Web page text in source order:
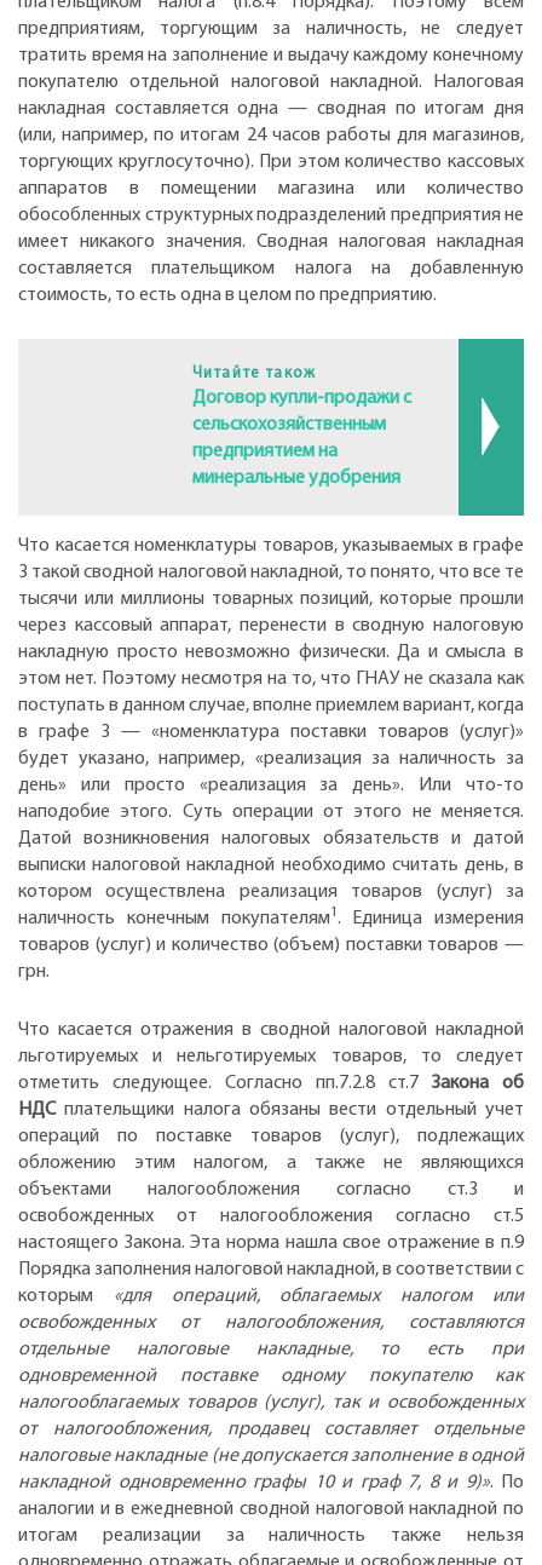
предприятиям, торгующим за наличность, не следует
тратить время на заполнение и выдачу каждому конечному
покупателю отдельной налоговой накладной. Налоговая
накладная составляется одна — сводная по итогам дня
(или, например, по итогам 24 часов работы для магазинов,
торгующих круглосуточно). При этом количество кассовых
аппаратов в помещении магазина или количество
обособленных структурных подразделений предприятия не
имеет никакого значения. Сводная налоговая накладная
составляется плательщиком налога на добавленную
стоимость, то есть одна в целом по предприятию.
Читайте також
Договор купли-продажи с
сельскохозяйственным
предприятием на
минеральные удобрения
Что касается номенклатуры товаров, указываемых в графе
3 такой сводной налоговой накладной, то понято, что все те
тысячи или миллионы товарных позиций, которые прошли
через кассовый аппарат, перенести в сводную налоговую
накладную просто невозможно физически. Да и смысла в
этом нет. Поэтому несмотря на то, что ГНАУ не сказала как
поступать в данном случае, вполне приемлем вариант, когда
в графе 3 — «номенклатура поставки товаров (услуг)»
будет указано, например, «реализация за наличность за
день» или просто «реализация за день». Или что-то
наподобие этого. Суть операции от этого не меняется.
Датой возникновения налоговых обязательств и датой
выписки налоговой накладной необходимо считать день, в
котором осуществлена реализация товаров (услуг) за
наличность конечным покупателям1. Единица измерения
товаров (услуг) и количество (объем) поставки товаров —
грн.
Что касается отражения в сводной налоговой накладной
льготируемых и нельготируемых товаров, то следует
отметить следующее. Согласно пп.7.2.8 ст.7 Закона об
НДСплательщики налога обязаны вести отдельный учет
операций по поставке товаров (услуг), подлежащих
обложению этим налогом, а также не являющихся
объектами налогообложения согласно ст.3 и
освобожденных от налогообложения согласно ст.5
настоящего Закона. Эта норма нашла свое отражение в п.9
Порядка заполнения налоговой накладной, в соответствии с
которым «для операций, облагаемых налогом или
освобожденных от налогообложения, составляются
отдельные налоговые накладные, то есть при
одновременной поставке одному покупателю как
налогооблагаемых товаров (услуг), так и освобожденных
от налогообложения, продавец составляет отдельные
налоговые накладные (не допускается заполнение в одной
накладной одновременно графы 10 и граф 7, 8 и 9)». По
аналогии и в ежедневной сводной налоговой накладной по
итогам реализации за наличность также нельзя